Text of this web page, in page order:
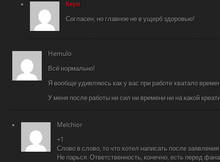
Керя
Согласен, но главное не в ущерб здоровью!
Hemulo
Всё нормально!
Я вообще удивляюсь как у вас при работе хватало
У меня после работы ни сил ни времени ни на какой
Melchior
+1
Слово в слово, то что хотел написать после заявления.
Не парься. Ответственность, конечно, есть перед